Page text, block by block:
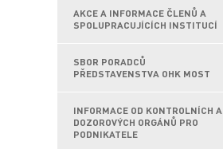
AKCE A INFORMACE ČLENŮ A
SPOLUPRACUJÍCÍCH INSTITUCÍ
SBOR PORADCŮ
PŘEDSTAVENSTVA OHK MOST
INFORMACE OD KONTROLNÍCH A
DOZOROVÝCH ORGÁNŮ PRO
PODNIKATELE